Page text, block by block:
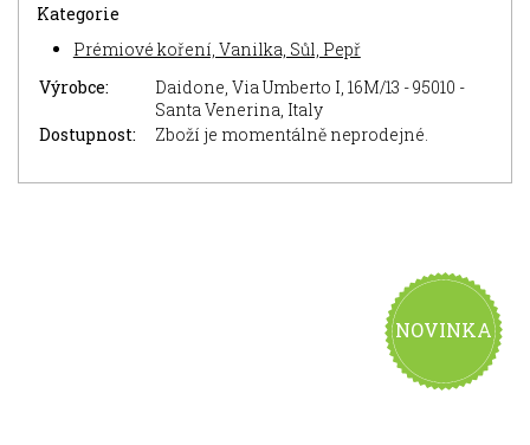
Kategorie
Prémiové koření, Vanilka, Sůl, Pepř
Výrobce:
Daidone, Via Umberto I, 16M/13 - 95010 -
Santa Venerina, Italy
Dostupnost:
Zboží je momentálně neprodejné.
NOVINKA